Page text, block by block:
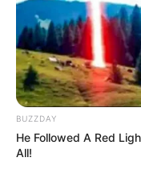
BUZZDAY
He Followed A Red
All!